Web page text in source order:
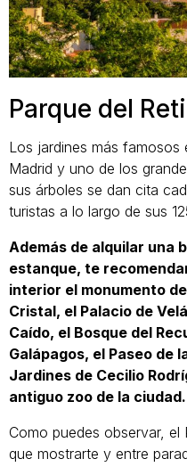
Parque del
Los jardines más famosos
Madrid y uno de los
sus árboles se dan cita
turistas a lo largo de sus
Además de alquilar una
estanque, te
interior el monumento
Cristal, el Palacio de
Caído, el Bosque del
Galápagos, el Paseo de
Jardines de Cecilio
antiguo zoo de la ciudad.
Como puedes observar, el
que mostrarte y entre